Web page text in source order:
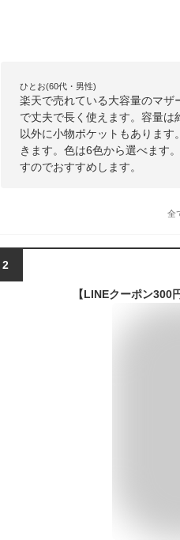
ひとお(60代・男性)
楽天で売れている大容量のマ
で丈夫で長く使えます。容量
以外に小物ポケットもありま
きます。色は6色から選べます
すのでおすすめします。
全
2